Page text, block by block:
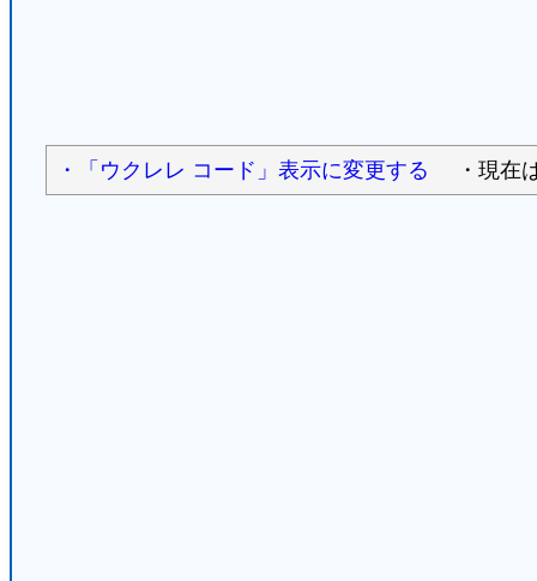
・「ウクレレ コード」表示に変更する ・現在